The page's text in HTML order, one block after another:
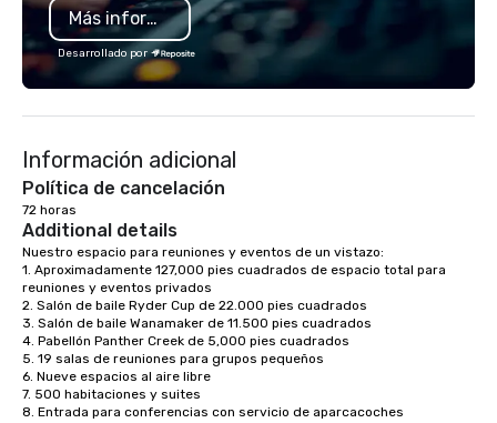
Más información
Desarrollado por
Información adicional
Política de cancelación
72 horas
Additional details
Nuestro espacio para reuniones y eventos de un vistazo:
1. Aproximadamente 127,000 pies cuadrados de espacio total para
reuniones y eventos privados
2. Salón de baile Ryder Cup de 22.000 pies cuadrados
3. Salón de baile Wanamaker de 11.500 pies cuadrados
4. Pabellón Panther Creek de 5,000 pies cuadrados
5. 19 salas de reuniones para grupos pequeños
6. Nueve espacios al aire libre
7. 500 habitaciones y suites
8. Entrada para conferencias con servicio de aparcacoches